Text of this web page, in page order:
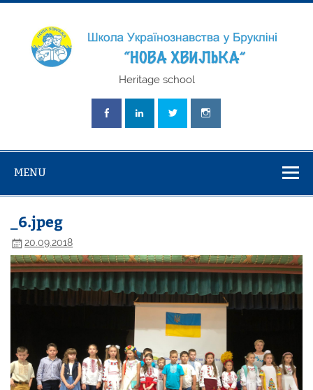
Skip
"Нова
Heritage school
MENU
_6.jpeg
20.09.2018